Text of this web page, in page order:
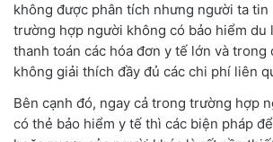
không được phân tích nhưng người ta tin
trường hợp người không có bảo hiểm du
thanh toán các hóa đơn y tế lớn và trong
không giải thích đầy đủ các chi phí liên
Bên cạnh đó, ngay cả trong trường hợp
có thẻ bảo hiểm y tế thì các biện pháp